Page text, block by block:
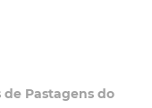
de Pastagens do